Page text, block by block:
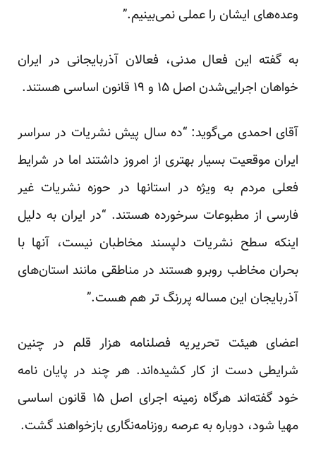
وعده‌های ایشان را عملی نمی‌بینیم.”
به گفته این فعال مدنی، فعالان آذربایجانی در ایران
خواهان اجرایی‌شدن اصل ۱۵ و ۱۹ قانون اساسی هستند.
آقای احمدی می‌گوید: “ده سال پیش نشریات در سراسر
ایران موقعیت بسیار بهتری از امروز داشتند اما در شرایط
فعلی مردم به ویژه در استانها در حوزه نشریات غیر
فارسی از مطبوعات سرخورده هستند. “در ایران به دلیل
اینکه سطح نشریات دلپسند مخاطبان نیست، آنها با
بحران مخاطب روبرو هستند در مناطقی مانند استان‌های
آذربایجان این مساله پررنگ تر هم هست.”
اعضای هیئت تحریریه فصلنامه هزار قلم در چنین
شرایطی دست از کار کشیده‌اند. هر چند در پایان نامه
خود گفته‌اند هرگاه زمینه‌ اجرای اصل ۱۵ قانون اساسی
مهیا شود، دوباره به عرصه روزنامه‌نگاری بازخواهند گشت.